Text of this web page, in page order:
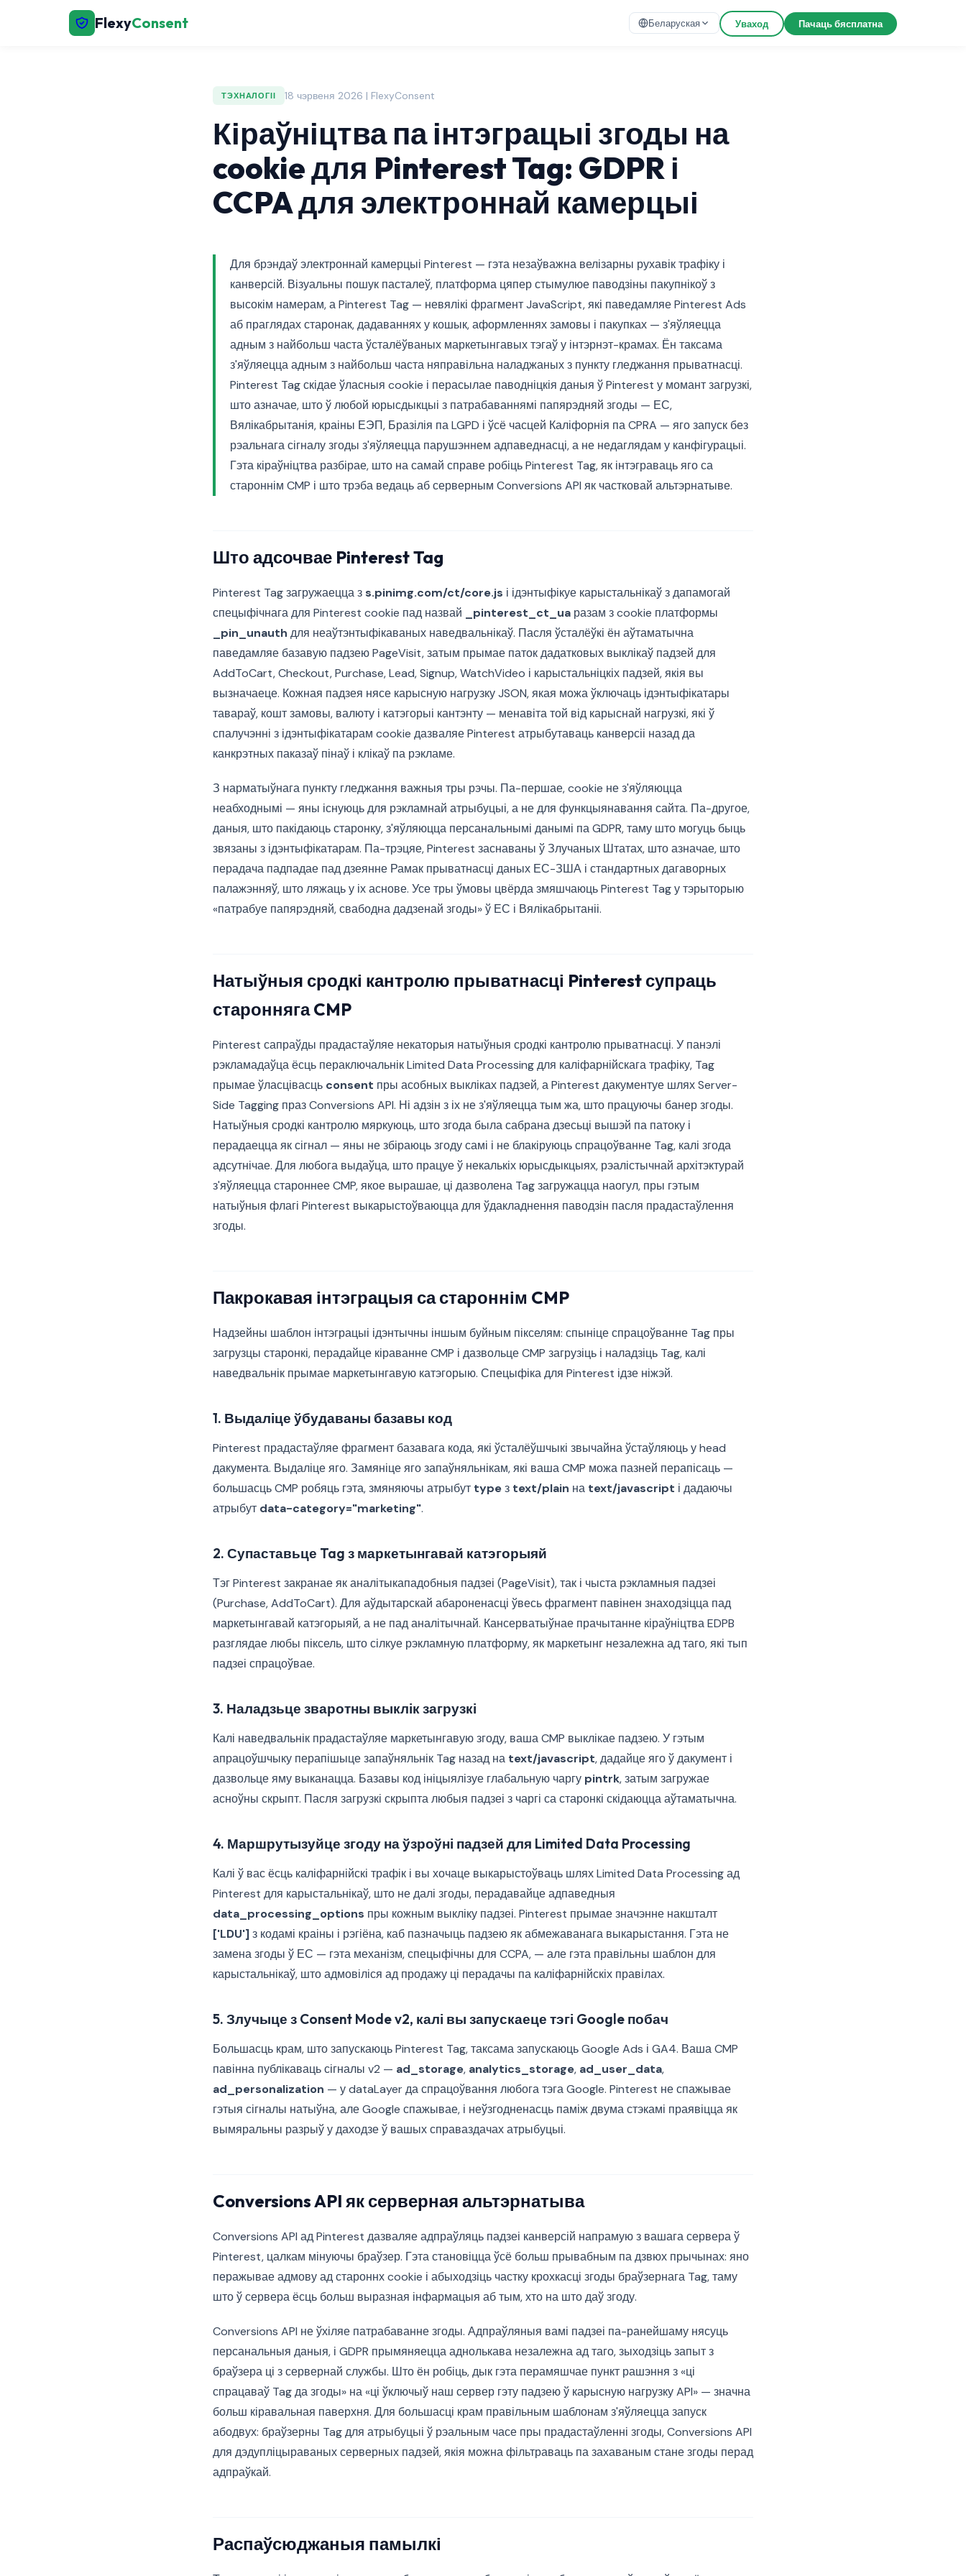
FlexyConsent Беларуская Уваход Пачаць бясплатна
ТЭХНАЛОГІІ 18 чэрвеня 2026 | FlexyConsent
Кіраўніцтва па інтэграцыі згоды на
cookie для Pinterest Tag: GDPR і
CCPA для электроннай камерцыі
Для брэндаў электроннай камерцыі Pinterest — гэта незаўважна велізарны рухавік трафіку і
канверсій. Візуальны пошук пасталеў, платформа цяпер стымулюе паводзіны пакупнікоў з
высокім намерам, а Pinterest Tag — невялікі фрагмент JavaScript, які паведамляе Pinterest Ads
аб праглядах старонак, дадаваннях у кошык, аформленнях замовы і пакупках — з'яўляецца
адным з найбольш часта ўсталёўваных маркетынгавых тэгаў у інтэрнэт-крамах. Ён таксама
з'яўляецца адным з найбольш часта няправільна наладжаных з пункту гледжання прыватнасці.
Pinterest Tag скідае ўласныя cookie і перасылае паводніцкія даныя ў Pinterest у момант загрузкі,
што азначае, што ў любой юрысдыкцыі з патрабаваннямі папярэдняй згоды — ЕС,
Вялікабрытанія, краіны ЕЭП, Бразілія па LGPD і ўсё часцей Каліфорнія па CPRA — яго запуск без
рэальнага сігналу згоды з'яўляецца парушэннем адпаведнасці, а не недаглядам у канфігурацыі.
Гэта кіраўніцтва разбірае, што на самай справе робіць Pinterest Tag, як інтэграваць яго са
староннім CMP і што трэба ведаць аб серверным Conversions API як частковай альтэрнатыве.
Што адсочвае Pinterest Tag
Pinterest Tag загружаецца зs.pinimg.com/ct/core.js і ідэнтыфікуе карыстальнікаў з дапамогай
спецыфічнага для Pinterest cookie пад назвай
_pinterest_ct_ua разам з cookie платформы
_pin_unauth для неаўтэнтыфікаваных наведвальнікаў. Пасля ўсталёўкі ён аўтаматычна
паведамляе базавую падзею PageVisit, затым прымае паток дадатковых выклікаў падзей для
AddToCart, Checkout, Purchase, Lead, Signup, WatchVideo і карыстальніцкіх падзей, якія вы
вызначаеце. Кожная падзея нясе карысную нагрузку JSON, якая можа ўключаць ідэнтыфікатары
тавараў, кошт замовы, валюту і катэгорыі кантэнту — менавіта той від карыснай нагрузкі, які ў
спалучэнні з ідэнтыфікатарам cookie дазваляе Pinterest атрыбутаваць канверсіі назад да
канкрэтных паказаў пінаў і клікаў па рэкламе.
З нарматыўнага пункту гледжання важныя тры рэчы. Па-першае, cookie не з'яўляюцца
неабходнымі — яны існуюць для рэкламнай атрыбуцыі, а не для функцыянавання сайта. Па-другое,
даныя, што пакідаюць старонку, з'яўляюцца персанальнымі данымі па GDPR, таму што могуць быць
звязаны з ідэнтыфікатарам. Па-трэцяе, Pinterest заснаваны ў Злучаных Штатах, што азначае, што
перадача падпадае пад дзеянне Рамак прыватнасці даных ЕС-ЗША і стандартных дагаворных
палажэнняў, што ляжаць у іх аснове. Усе тры ўмовы цвёрда змяшчаюць Pinterest Tag у тэрыторыю
«патрабуе папярэдняй, свабодна дадзенай згоды» ў ЕС і Вялікабрытаніі.
Натыўныя сродкі кантролю прыватнасці Pinterest супраць
старонняга CMP
Pinterest сапраўды прадастаўляе некаторыя натыўныя сродкі кантролю прыватнасці. У панэлі
рэкламадаўца ёсць пераключальнік Limited Data Processing для каліфарнійскага трафіку, Tag
прымае ўласцівасць consent пры асобных выкліках падзей, а Pinterest дакументуе шлях Server-
Side Tagging праз Conversions API. Ні адзін з іх не з'яўляецца тым жа, што працуючы банер згоды.
Натыўныя сродкі кантролю мяркуюць, што згода была сабрана дзесьці вышэй па патоку і
перадаецца як сігнал — яны не збіраюць згоду самі і не блакіруюць спрацоўванне Tag, калі згода
адсутнічае. Для любога выдаўца, што працуе ў некалькіх юрысдыкцыях, рэалістычнай архітэктурай
з'яўляецца староннее CMP, якое вырашае, ці дазволена Tag загружацца наогул, пры гэтым
натыўныя флагі Pinterest выкарыстоўваюцца для ўдакладнення паводзін пасля прадастаўлення
згоды.
Пакрокавая інтэграцыя са староннім CMP
Надзейны шаблон інтэграцыі ідэнтычны іншым буйным пікселям: спыніце спрацоўванне Tag пры
загрузцы старонкі, перадайце кіраванне CMP і дазвольце CMP загрузіць і наладзіць Tag, калі
наведвальнік прымае маркетынгавую катэгорыю. Спецыфіка для Pinterest ідзе ніжэй.
1. Выдаліце ўбудаваны базавы код
Pinterest прадастаўляе фрагмент базавага кода, які ўсталёўшчыкі звычайна ўстаўляюць у head
дакумента. Выдаліце яго. Замяніце яго запаўняльнікам, які ваша CMP можа пазней перапісаць —
большасць CMP робяць гэта, змяняючы атрыбут typeз text/plain на text/javascript і дадаючы
атрыбут data-category="marketing".
2. Супаставьце Tag з маркетынгавай катэгорыяй
Тэг Pinterest закранае як аналітыкападобныя падзеі (PageVisit), так і чыста рэкламныя падзеі
(Purchase, AddToCart). Для аўдытарскай абароненасці ўвесь фрагмент павінен знаходзіцца пад
маркетынгавай катэгорыяй, а не пад аналітычнай. Кансерватыўнае прачытанне кіраўніцтва EDPB
разглядае любы піксель, што сілкуе рэкламную платформу, як маркетынг незалежна ад таго, які тып
падзеі спрацоўвае.
3. Наладзьце зваротны выклік загрузкі
Калі наведвальнік прадастаўляе маркетынгавую згоду, ваша CMP выклікае падзею. У гэтым
апрацоўшчыку перапішыце запаўняльнік Tag назад на text/javascript, дадайце яго ў дакумент і
дазвольце яму выканацца. Базавы код ініцыялізуе глабальную чаргу pintrk, затым загружае
асноўны скрыпт. Пасля загрузкі скрыпта любыя падзеі з чаргі са старонкі скідаюцца аўтаматычна.
4. Маршрутызуйце згоду на ўзроўні падзей для Limited Data Processing
Калі ў вас ёсць каліфарнійскі трафік і вы хочаце выкарыстоўваць шлях Limited Data Processing ад
Pinterest для карыстальнікаў, што не далі згоды, перадавайце адпаведныя
data_processing_options пры кожным выкліку падзеі. Pinterest прымае значэнне накшталт
['LDU']з кодамі краіны і рэгіёна, каб пазначыць падзею як абмежаванага выкарыстання. Гэта не
замена згоды ў ЕС — гэта механізм, спецыфічны для CCPA, — але гэта правільны шаблон для
карыстальнікаў, што адмовіліся ад продажу ці перадачы па каліфарнійскіх правілах.
5. Злучыце з Consent Mode v2, калі вы запускаеце тэгі Google побач
Большасць крам, што запускаюць Pinterest Tag, таксама запускаюць Google Ads і GA4. Ваша CMP
павінна публікаваць сігналы v2 — ad_storage, analytics_storage, ad_user_data,
ad_personalization — у dataLayer да спрацоўвання любога тэга Google. Pinterest не спажывае
гэтыя сігналы натыўна, але Google спажывае, і неўзгодненасць паміж двума стэкамі праявіцца як
вымяральны разрыў у даходзе ў вашых справаздачах атрыбуцыі.
Conversions API як серверная альтэрнатыва
Conversions API ад Pinterest дазваляе адпраўляць падзеі канверсій напрамую з вашага сервера ў
Pinterest, цалкам мінуючы браўзер. Гэта становіцца ўсё больш прывабным па дзвюх прычынах: яно
перажывае адмову ад староннх cookie і абыходзіць частку крохкасці згоды браўзернага Tag, таму
што ў сервера ёсць больш выразная інфармацыя аб тым, хто на што даў згоду.
Conversions API не ўхіляе патрабаванне згоды. Адпраўляныя вамі падзеі па-ранейшаму нясуць
персанальныя даныя, і GDPR прымяняецца аднолькава незалежна ад таго, зыходзіць запыт з
браўзера ці з сервернай службы. Што ён робіць, дык гэта перамяшчае пункт рашэння з «ці
спрацаваў Tag да згоды» на «ці ўключыў наш сервер гэту падзею ў карысную нагрузку API» — значна
больш кіравальная паверхня. Для большасці крам правільным шаблонам з'яўляецца запуск
абодвух: браўзерны Tag для атрыбуцыі ў рэальным часе пры прадастаўленні згоды, Conversions API
для дэдупліцыраваных серверных падзей, якія можна фільтраваць па захаваным стане згоды перад
адпраўкай.
Распаўсюджаныя памылкі